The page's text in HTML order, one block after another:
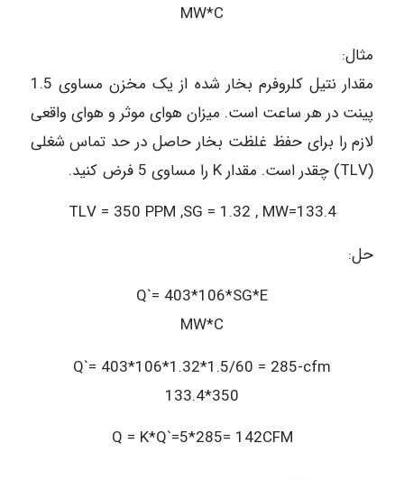
MW*C
مثال:
مقدار نتیل کلروفرم بخار شده از یک مخزن مساوی 1.5
پینت در هر ساعت است. میزان هوای موثر و هوای واقعی
لازم را برای حفظ غلظت بخار حاصل در حد تماس شغلی
(TLV) چقدر است. مقدار K را مساوی 5 فرض کنید.
TLV = 350 PPM ,SG = 1.32 , MW=133.4
حل:
Q`= 403*106*SG*E
MW*C
Q`= 403*106*1.32*1.5/60 = 285-cfm
133.4*350
Q = K*Q`=5*285= 142CFM